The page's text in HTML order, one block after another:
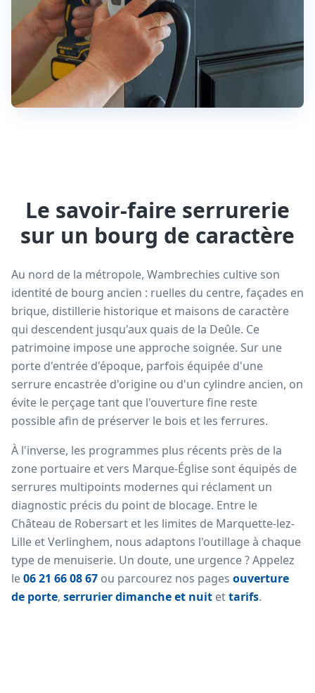
Le savoir-faire serrurerie
sur un bourg de caractère
Au nord de la métropole, Wambrechies cultive son
identité de bourg ancien : ruelles du centre, façades en
brique, distillerie historique et maisons de caractère
qui descendent jusqu'aux quais de la Deûle. Ce
patrimoine impose une approche soignée. Sur une
porte d'entrée d'époque, parfois équipée d'une
serrure encastrée d'origine ou d'un cylindre ancien, on
évite le perçage tant que l'ouverture fine reste
possible afin de préserver le bois et les ferrures.
À l'inverse, les programmes plus récents près de la
zone portuaire et vers Marque-Église sont équipés de
serrures multipoints modernes qui réclament un
diagnostic précis du point de blocage. Entre le
Château de Robersart et les limites de Marquette-lez-
Lille et Verlinghem, nous adaptons l'outillage à chaque
type de menuiserie. Un doute, une urgence ? Appelez
le06 21 66 08 67 ou parcourez nos pages ouverture
de porte, serrurier dimanche et nuit ettarifs.